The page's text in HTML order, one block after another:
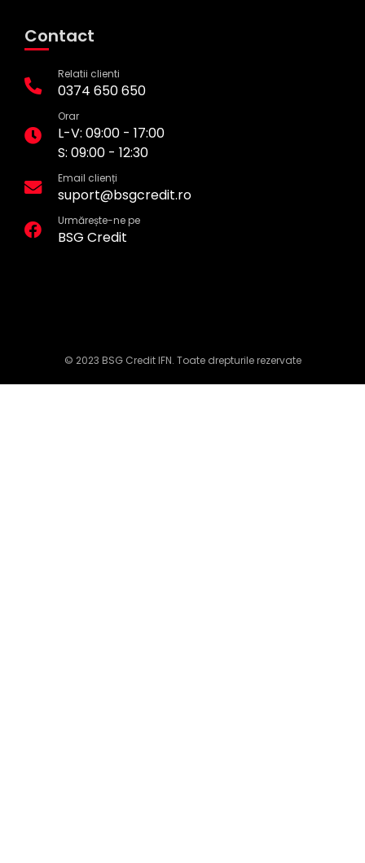
Contact
Relatii clienti
0374 650 650
Orar
L-V: 09:00 - 17:00
S: 09:00 - 12:30
Email clienți
suport@bsgcredit.ro
Urmărește-ne pe
BSG Credit
© 2023 BSG Credit IFN. Toate drepturile rezervate